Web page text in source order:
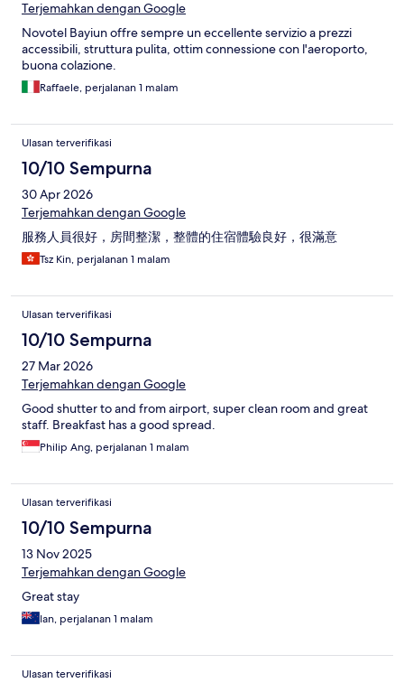
Terjemahkan dengan Google
Novotel Bayiun offre sempre un eccellente servizio a prezzi
accessibili, struttura pulita, ottim connessione con l'aeroporto,
buona colazione.
Raffaele, perjalanan 1 malam
Ulasan terverifikasi
10/10 Sempurna
30 Apr 2026
Terjemahkan dengan Google
服務人員很好，房間整潔，整體的住宿體驗良好，很滿意
Tsz Kin, perjalanan 1 malam
Ulasan terverifikasi
10/10 Sempurna
27 Mar 2026
Terjemahkan dengan Google
Good shutter to and from airport, super clean room and great
staff. Breakfast has a good spread.
Philip Ang, perjalanan 1 malam
Ulasan terverifikasi
10/10 Sempurna
13 Nov 2025
Terjemahkan dengan Google
Great stay
Ian, perjalanan 1 malam
Ulasan terverifikasi